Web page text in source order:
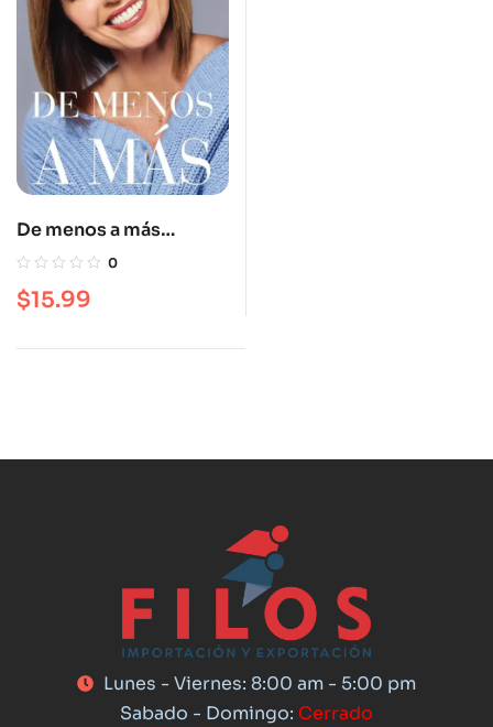
De menos a más
(firmados por la autora)
0
$15.99
Lunes - Viernes: 8:00 am - 5:00 pm
Sabado - Domingo: Cerrado